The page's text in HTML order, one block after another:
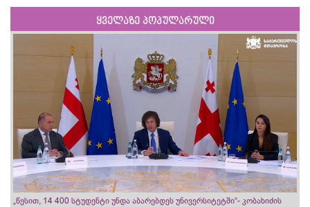
ყველაზე პოპულარული
„წესით, 14 400 სტუდენტი უნდა აბარებდეს უნივერსიტეტში“- კობახიძის